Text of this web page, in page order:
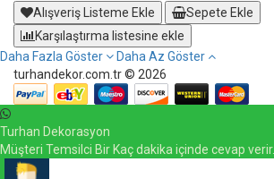
Alışveriş Listeme Ekle
Sepete Ekle
Karşılaştırma listesine ekle
Daha Fazla Göster
Daha Az Göster
turhandekor.com.tr © 2026
Turhan Dekorasyon
Müşteri Temsilci Bir Kaç dakika içinde cevap verir.